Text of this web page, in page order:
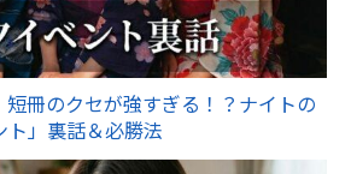
短冊のクセが強すぎる！？ナイトの
」裏話＆必勝法